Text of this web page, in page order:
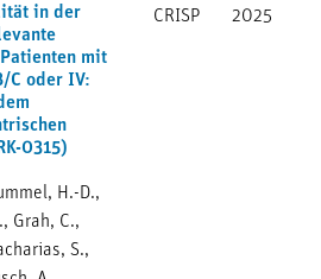
in der
mit
C oder IV:
0315)
H.-D.,
Grah, C.,
S.,
CRISP 2025